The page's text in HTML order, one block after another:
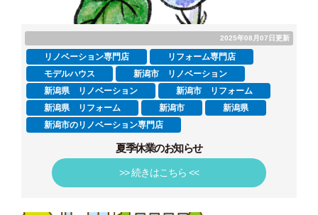
2025年08月07日更新
リノベーション専門店
リフォーム専門店
モデルハウス
新潟市 リノベーション
新潟県 リノベーション
新潟市 リフォーム
新潟県 リフォーム
新潟市
新潟県
新潟市のリノベーション専門店
夏季休業のお知らせ
>> 続きはこちら <<